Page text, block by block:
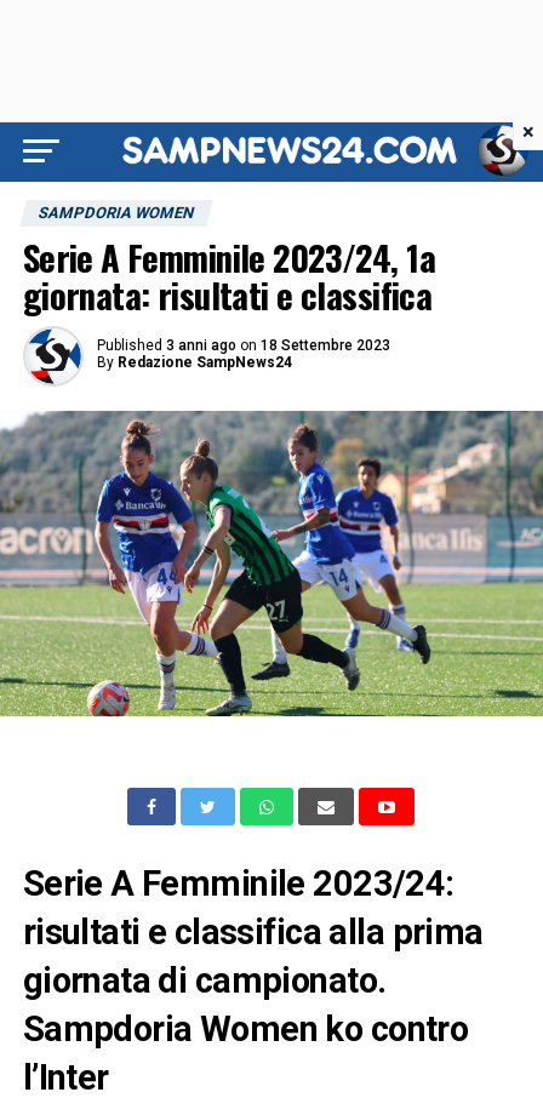
SAMPDORIA WOMEN
Serie A Femminile 2023/24, 1a
giornata: risultati e classifica
Published 3 anni ago on 18 Settembre 2023
By Redazione SampNews24
Serie A Femminile 2023/24:
risultati e classifica alla prima
giornata di campionato.
Sampdoria Women ko contro
l’Inter
×